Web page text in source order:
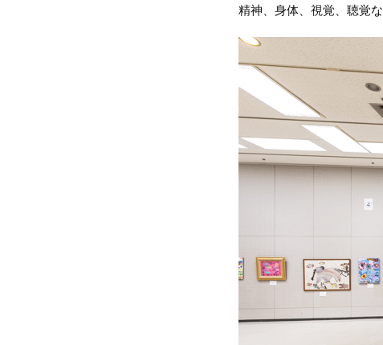
精神、身体、視覚、聴覚